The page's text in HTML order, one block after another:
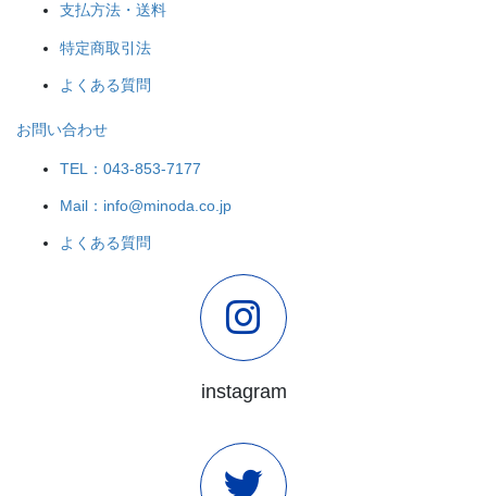
支払方法・送料
特定商取引法
よくある質問
お問い合わせ
TEL：043-853-7177
Mail：info@minoda.co.jp
よくある質問
instagram